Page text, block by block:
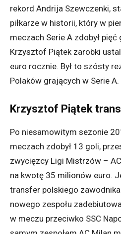
rekord Andrija Szewczenki,
piłkarze w historii, który w
meczach Serie A zdobył
Krzysztof Piątek zarobki
euro rocznie. Był to szósty
Polaków grających w Serie A.
Krzysztof Piątek
Po niesamowitym sezonie
meczach zdobył 13 goli,
zwycięzcy Ligi Mistrzów –
na kwotę 35 milionów euro.
transfer polskiego
nowego zespołu
w meczu przeciwko SSC